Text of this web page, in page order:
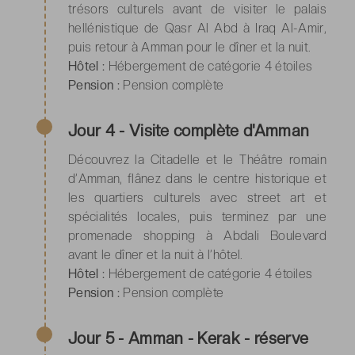
trésors culturels avant de visiter le palais
hellénistique de Qasr Al Abd à Iraq Al-Amir,
puis retour à Amman pour le dîner et la nuit.
Hôtel : Hébergement de catégorie 4 étoiles
Pension : Pension complète
Jour 4 - Visite complète d'Amman
Découvrez la Citadelle et le Théâtre romain
d’Amman, flânez dans le centre historique et
les quartiers culturels avec street art et
spécialités locales, puis terminez par une
promenade shopping à Abdali Boulevard
avant le dîner et la nuit à l’hôtel.
Hôtel : Hébergement de catégorie 4 étoiles
Pension : Pension complète
Jour 5 - Amman - Kerak - réserve